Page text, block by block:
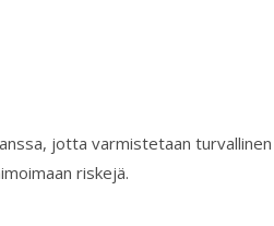
jotta varmistetaan turvallinen
riskejä.